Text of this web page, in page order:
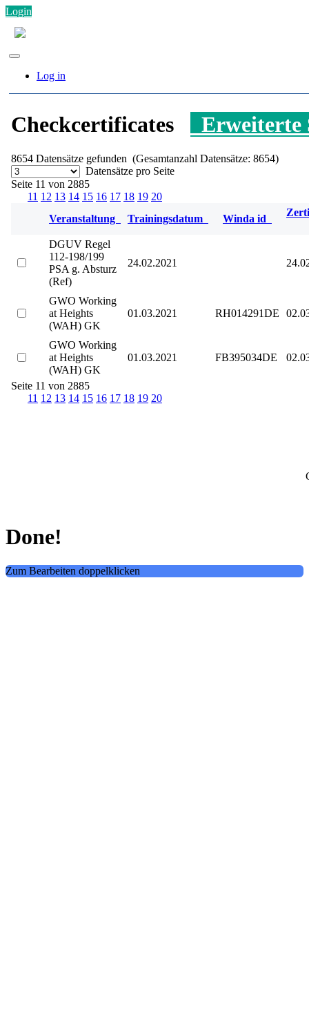
Login
Log in
Checkcertificates Erweiterte
8654 Datensätze gefunden (Gesamtanzahl Datensätze: 8654)
Datensätze pro Seite
Seite 11 von 2885
11 12 13 14 15 16 17 18 19 20
Veranstaltung
Trainingsdatum Winda id
DGUV Regel
112-198/199
PSA g. Absturz
(Ref)
24.02.2021
GWO Working
at Heights
(WAH) GK
01.03.2021 RH014291DE
GWO Working
at Heights
(WAH) GK
01.03.2021 FB395034DE
Seite 11 von 2885
11 12 13 14 15 16 17 18 19 20
Done!
Zum Bearbeiten doppelklicken